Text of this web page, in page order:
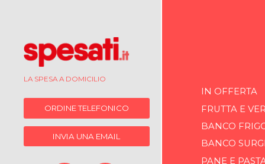
LA SPESA A DOMICILIO
ORDINE TELEFONICO
INVIA UNA EMAIL
IN OFFERTA
FRUTTA E
BANCO
BANCO
PANE E